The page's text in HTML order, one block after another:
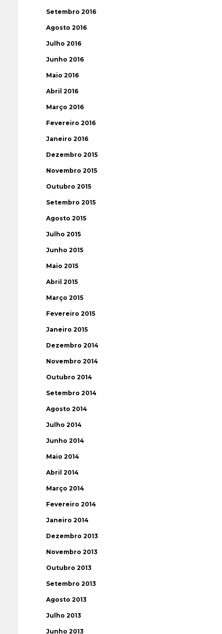
Setembro 2016
Agosto 2016
Julho 2016
Junho 2016
Maio 2016
Abril 2016
Março 2016
Fevereiro 2016
Janeiro 2016
Dezembro 2015
Novembro 2015
Outubro 2015
Setembro 2015
Agosto 2015
Julho 2015
Junho 2015
Maio 2015
Abril 2015
Março 2015
Fevereiro 2015
Janeiro 2015
Dezembro 2014
Novembro 2014
Outubro 2014
Setembro 2014
Agosto 2014
Julho 2014
Junho 2014
Maio 2014
Abril 2014
Março 2014
Fevereiro 2014
Janeiro 2014
Dezembro 2013
Novembro 2013
Outubro 2013
Setembro 2013
Agosto 2013
Julho 2013
Junho 2013